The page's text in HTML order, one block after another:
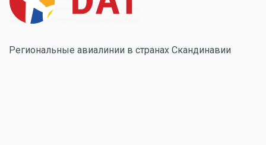
Региональные авиалинии в странах Скандинавии